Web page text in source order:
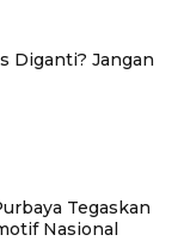
Diganti? Jangan
Tegaskan
Nasional